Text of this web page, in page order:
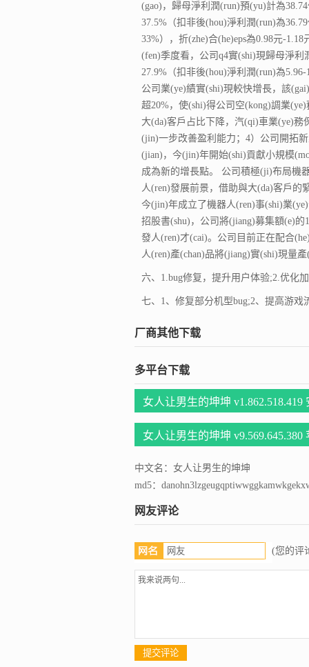
(gao)，歸母淨利潤(run)預(yu)計為
37.5%（扣非後(hou)淨利潤(run)為
33%），折(zhe)合(he)eps為0.98元-
(fen)季度看，公司q4實(shi)現歸母淨利
27.9%（扣非後(hou)淨利潤(run)為
公司業(ye)績實(shi)現較快增長，該
超20%，使(shi)得公司空(kong)調業
大(da)客戶占比下降，汽(qi)車業(ye)
(jin)一步改善盈利能力；4）公司開拓
(jian)，今(jin)年開始(shi)貢獻小規模
成為新的增長點。 公司積極(ji)布局機
人(ren)發展前景，借助與大(da)客戶的
今(jin)年成立了機器人(ren)事(shi)業
招股書(shu)，公司將(jiang)募集額(e)
發人(ren)才(cai)。公司目前正在配合
人(ren)產(chan)品將(jiang)實(shi)現量
六、1.bug修复，提升用户体验;2.优化
七、1、修复部分机型bug;2、提高游戏
厂商其他下载
多平台下载
女人让男生的坤坤 v1.862.518.419
女人让男生的坤坤 v9.569.645.380
中文名：女人让男生的坤坤
md5：
网友评论
(您的评
提交评论